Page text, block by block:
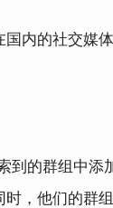
国内的社交媒
到的群组中添
，他们的群